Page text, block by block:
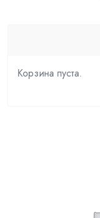
Корзина пуста.